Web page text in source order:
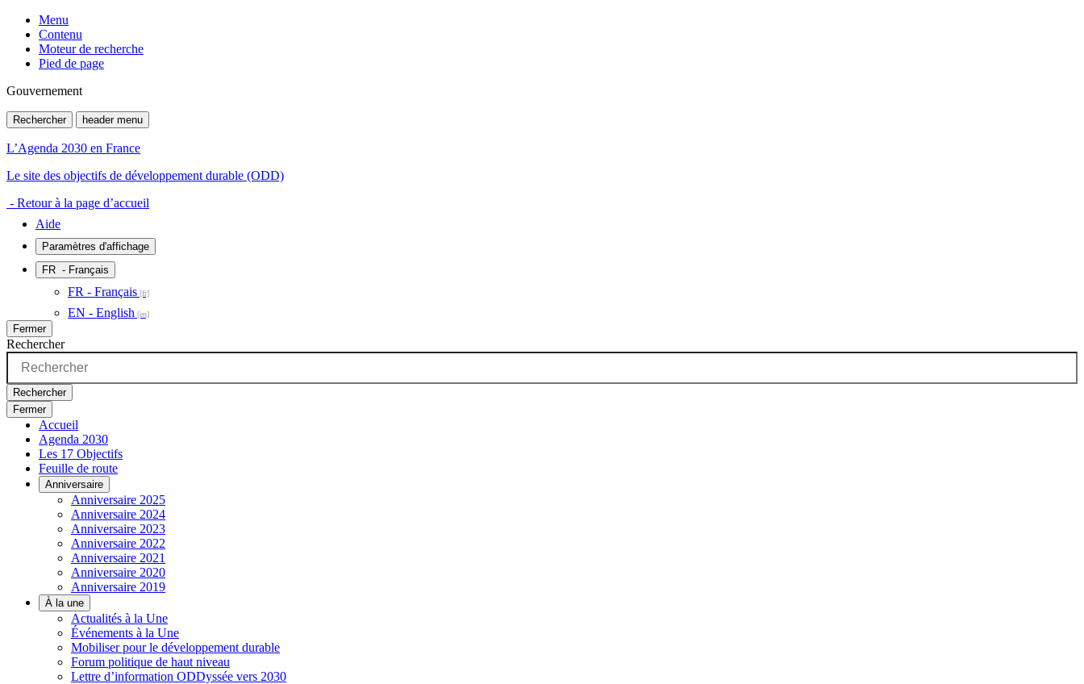
Menu
Contenu
Moteur de recherche
Pied de page
Gouvernement
Rechercher header menu
L’Agenda 2030 en France
Le site des objectifs de développement durable (ODD)
- Retour à la page d’accueil
Aide
Paramètres d'affichage
FR - Français
FR - Français
EN - English
Fermer
Rechercher
Rechercher
Fermer
Accueil
Agenda 2030
Les 17 Objectifs
Feuille de route
Anniversaire
Anniversaire 2025
Anniversaire 2024
Anniversaire 2023
Anniversaire 2022
Anniversaire 2021
Anniversaire 2020
Anniversaire 2019
À la une
Actualités à la Une
Événements à la Une
Mobiliser pour le développement durable
Forum politique de haut niveau
Lettre d’information ODDyssée vers 2030